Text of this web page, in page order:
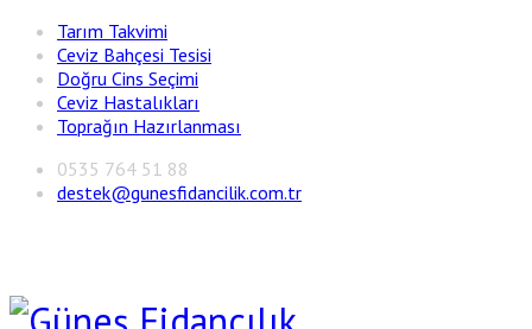
Tarım Takvimi
Ceviz Bahçesi Tesisi
Doğru Cins Seçimi
Ceviz Hastalıkları
Toprağın Hazırlanması
0535 764 51 88
destek@gunesfidancilik.com.tr